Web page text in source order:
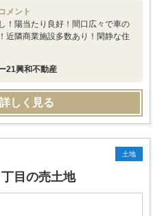
メント
！陽当たり良好！間口広々で車の
近隣商業施設多数あり！閑静な住
21興和不動産
しく見る
土地
目の売土地